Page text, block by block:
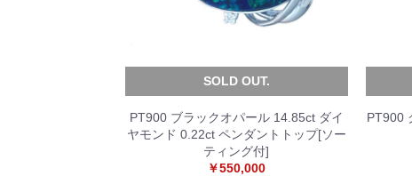
SOLD OUT.
PT900 ブラックオパール 14.85ct ダイ
ヤモンド 0.22ct ペンダントトップ[ソー
ティング付]
￥550,000
PT900